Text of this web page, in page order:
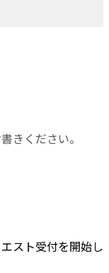
きください。
スト受付を開始し